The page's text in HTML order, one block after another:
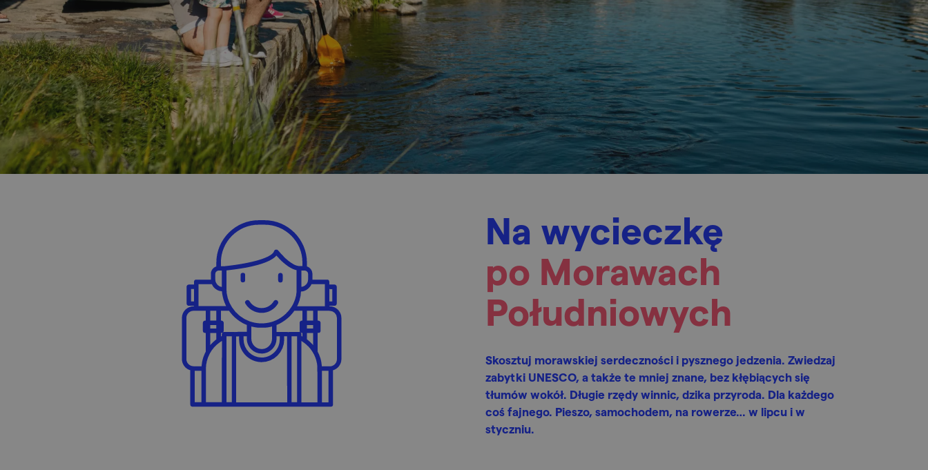
Na wycieczkę
po Morawach
Południowych
Skosztuj morawskiej serdeczności i pysznego jedzenia. Zwiedzaj
zabytki UNESCO, a także te mniej znane, bez kłębiących się
tłumów wokół. Długie rzędy winnic, dzika przyroda. Dla każdego
coś fajnego. Pieszo, samochodem, na rowerze… w lipcu i w
styczniu.